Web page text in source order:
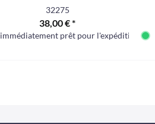
32275
38,00 € *
immédiatement prêt pour l'expédition